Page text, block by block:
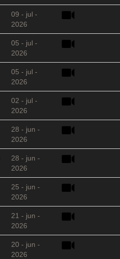
09 - jul -
2026
05 - jul -
2026
05 - jul -
2026
02 - jul -
2026
28 - jun -
2026
28 - jun -
2026
25 - jun -
2026
21 - jun -
2026
20 - jun -
2026